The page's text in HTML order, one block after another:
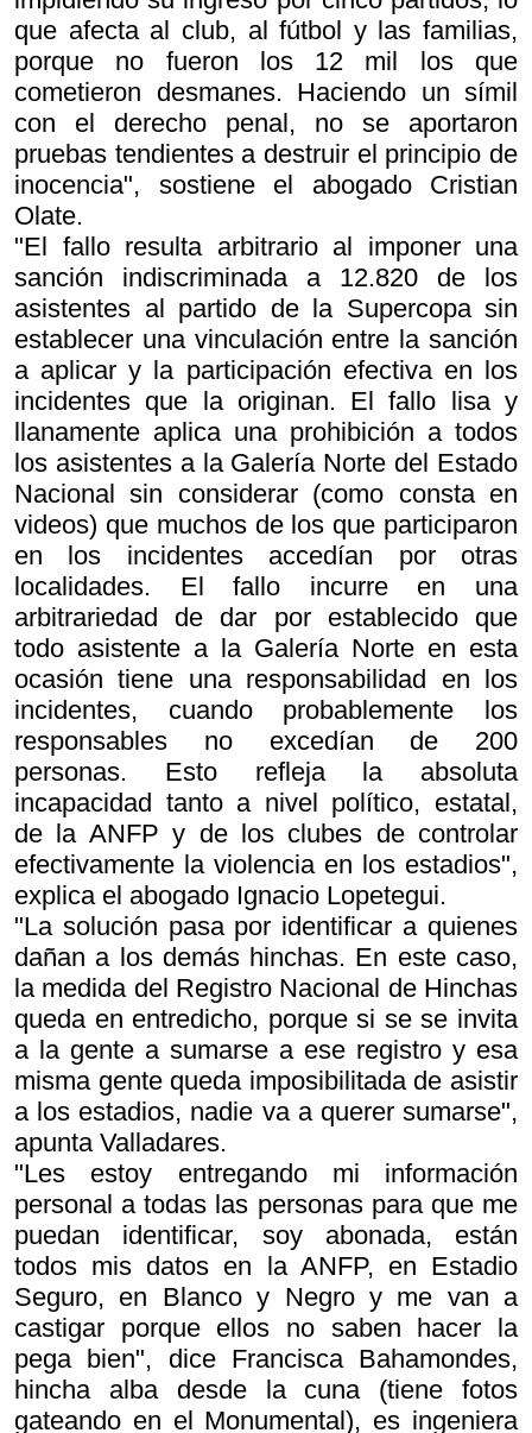
que afecta al club, al fútbol y las familias,
porque no fueron los 12 mil los que
cometieron desmanes. Haciendo un símil
con el derecho penal, no se aportaron
pruebas tendientes a destruir el principio de
inocencia", sostiene el abogado Cristian
Olate.
"El fallo resulta arbitrario al imponer una
sanción indiscriminada a 12.820 de los
asistentes al partido de la Supercopa sin
establecer una vinculación entre la sanción
a aplicar y la participación efectiva en los
incidentes que la originan. El fallo lisa y
llanamente aplica una prohibición a todos
los asistentes a la Galería Norte del Estado
Nacional sin considerar (como consta en
videos) que muchos de los que participaron
en los incidentes accedían por otras
localidades. El fallo incurre en una
arbitrariedad de dar por establecido que
todo asistente a la Galería Norte en esta
ocasión tiene una responsabilidad en los
incidentes, cuando probablemente los
responsables no excedían de 200
personas. Esto refleja la absoluta
incapacidad tanto a nivel político, estatal,
de la ANFP y de los clubes de controlar
efectivamente la violencia en los estadios",
explica el abogado Ignacio Lopetegui.
"La solución pasa por identificar a quienes
dañan a los demás hinchas. En este caso,
la medida del Registro Nacional de Hinchas
queda en entredicho, porque si se se invita
a la gente a sumarse a ese registro y esa
misma gente queda imposibilitada de asistir
a los estadios, nadie va a querer sumarse",
apunta Valladares.
"Les estoy entregando mi información
personal a todas las personas para que me
puedan identificar, soy abonada, están
todos mis datos en la ANFP, en Estadio
Seguro, en Blanco y Negro y me van a
castigar porque ellos no saben hacer la
pega bien", dice Francisca Bahamondes,
hincha alba desde la cuna (tiene fotos
gateando en el Monumental), es ingeniera